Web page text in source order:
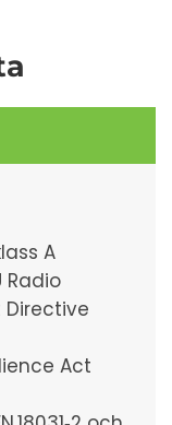
A
Radio
Directive
Act